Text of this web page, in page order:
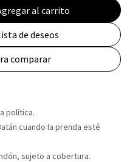
al carrito
comparar
de deseos
política.
cuando la prenda esté
sujeto a cobertura.